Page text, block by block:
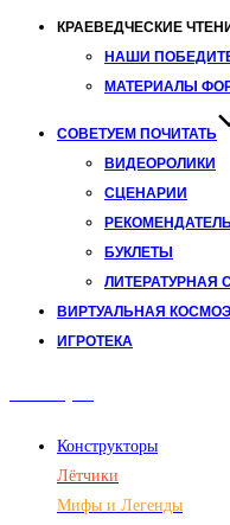
КРАЕВЕДЧЕСКИЕ
НАШИ
МАТЕРИАЛЫ
СОВЕТУЕМ ПОЧИТАТЬ
ВИДЕОРОЛИКИ
СЦЕНАРИИ
БУКЛЕТЫ
ЛИТЕРАТУРНАЯ
ВИРТУАЛЬНАЯ
ИГРОТЕКА
Конструкторы
Лётчики
Мифы и Легенды